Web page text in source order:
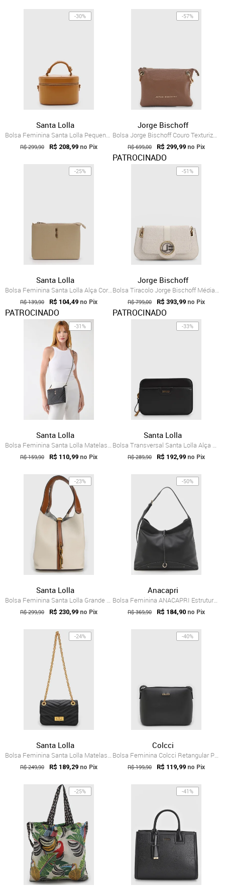
-30%
Santa Lolla
Bolsa Feminina Santa Lolla Pequena Caramelo
R$ 299,90 R$ 208,99 no Pix
-57%
Jorge Bischoff
Bolsa Jorge Bischoff Couro Texturizado Marrom
R$ 699,00 R$ 299,99 no Pix
PATROCINADO
-25%
Santa Lolla
Bolsa Feminina Santa Lolla Alça Corrente Bege
R$ 139,90 R$ 104,49 no Pix
PATROCINADO
-51%
Jorge Bischoff
Bolsa Tiracolo Jorge Bischoff Média Off-White
R$ 799,00 R$ 393,99 no Pix
PATROCINADO
-31%
Santa Lolla
Bolsa Feminina Santa Lolla Matelassê Preta
R$ 159,90 R$ 110,99 no Pix
-33%
Santa Lolla
Bolsa Transversal Santa Lolla Alça Ajust...
R$ 289,90 R$ 192,99 no Pix
-23%
Santa Lolla
Bolsa Feminina Santa Lolla Grande Textur...
R$ 299,90 R$ 230,99 no Pix
-50%
Anacapri
Bolsa Feminina ANACAPRI Estruturada Preta
R$ 369,90 R$ 184,90 no Pix
-24%
Santa Lolla
Bolsa Feminina Santa Lolla Matelassada Preta
R$ 249,90 R$ 189,29 no Pix
-40%
Colcci
Bolsa Feminina Colcci Retangular Preta
R$ 199,90 R$ 119,99 no Pix
-25% -41%